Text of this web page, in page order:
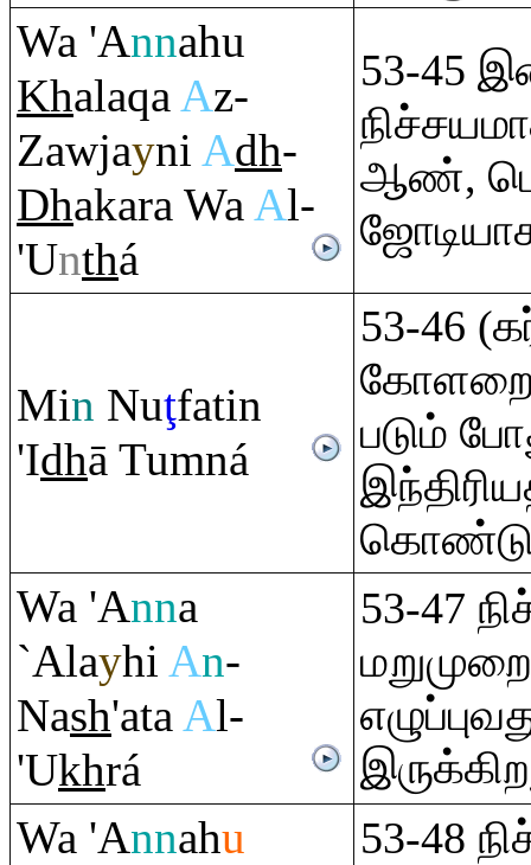
Wa 'Annahu
KhalaqaAz-
Zawjayni Adh-
Dhakara WaAl-
'Unthá
53-45
ஆண்,
Min Nuţfatin
'Idhā Tumná
53-46
படும்
Wa 'Anna
`Alayhi An-
Nash'ataAl-
'Ukhrá
53-47
Wa 'Annahu
53-48